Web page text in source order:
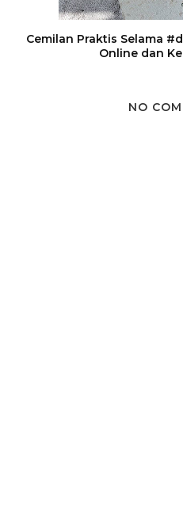
Cemilan Praktis Selama
Online dan
NO